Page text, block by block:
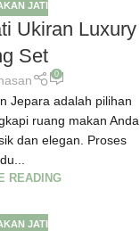
JATI
Ukiran Luxury
Set
0
Jepara adalah pilihan
ruang makan Anda
dan elegan. Proses
READING
JATI